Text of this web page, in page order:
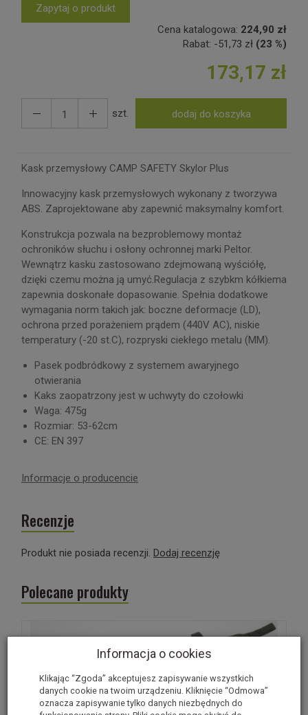
Zapytaj o produkt
Cena katalogowa: 224,90 zł
Rabat: -51,73 zł (23 %)
173,17 zł
szt. dodaj do koszyka
Kask przemysłowy CAMP SAFETY Skylor Plus
Innowacyjny kask przemysłowych wykonany z tworzywa
ABS. Zaprojektowane aby zapewnić maksymalny komfort.
Konstrukcja pozwala na bezproblemowy montaż
ochroników słuchu i osłony ochronnej marki Peltor.
Wewnątrz kasku zastosowano zdejmowaną wyściółę,
dzięki czemu można ją umyć.Regulacja z szybkm kółkiema
zapewnia doskonałe dopasowanie. Spełnia dodatkowe
wymagania norm takich jak: boczne deformacje (LD),
ochrona przed porażeniem prądem (440V AC), niskie
temperatury (-20 st.C), rozpryski ciekłego metalu (MM).
Pasek podbródkowy z systemem awaryjnego
otwierania
Kaks zaopatrzony jest w uchwyty do czołowki
Waga: 475g
Rozmiar: 53-62cm
CE: EN 397
Informacje o producencie
Recenzje
Produkt nie posiada recenzji. Dodaj recenzję
Polecane produkty
Informacja o cookies
Klikając “Zgoda” akceptujesz zapisywanie wszystkich
danych cookie na twoim urządzeniu. Kliknięcie “Odmowa”
oznacza zapisywanie tylko danych niezbędnych do